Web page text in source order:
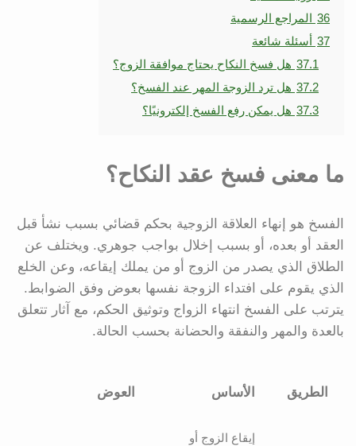
36 المراجع الرسمية
37 أسئلة شائعة
37.1 هل فسخ النكاح يحتاج موافقة الزوج؟
37.2 هل ترد الزوجة المهر عند الفسخ؟
37.3 هل يمكن رفع الفسخ إلكترونيًا؟
ما معنى فسخ عقد النكاح؟
الفسخ هو إنهاء العلاقة الزوجية بحكم قضائي بسبب نشأ قبل
العقد أو بعده، أو بسبب إخلال بواجب جوهري. ويختلف عن
الطلاق الذي يصدر من الزوج أو من يملك إيقاعه، وعن الخلع
الذي يقوم على افتداء الزوجة نفسها بعوض وفق الضوابط.
يترتب على الفسخ انتهاء الزواج وتوثيق الحكم، مع آثار تتعلق
بالعدة والمهر والنفقة والحضانة بحسب الحالة.
الطريق الأساس العوض
إيقاع الزوج أو